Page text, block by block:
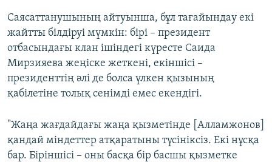
Саясаттанушының айтуынша, бұл тағайындау екі
жайтты білдіруі мүмкін: бірі – президент
отбасындағы клан ішіндегі күресте Саида
Мирзияева жеңіске жеткені, екіншісі –
президенттің әлі де болса үлкен қызының
қабілетіне толық сенімді емес екендігі.
"Жаңа жағдайдағы жаңа қызметінде [Алламжонов]
қандай міндеттер атқаратыны түсініксіз. Екі нұсқа
бар. Біріншісі – оны басқа бір басшы қызметке